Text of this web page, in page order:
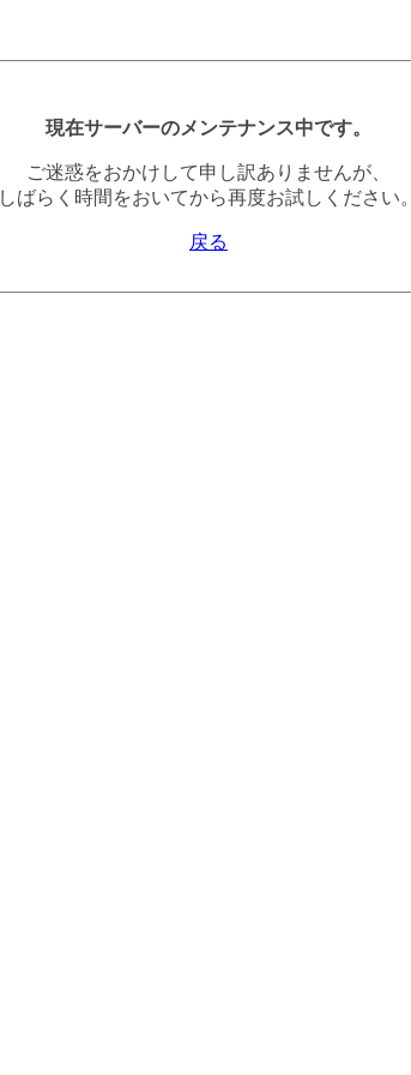
現在サーバーのメンテナンス中です。
ご迷惑をおかけして申し訳ありませんが、
しばらく時間をおいてから再度お試しください。
戻る